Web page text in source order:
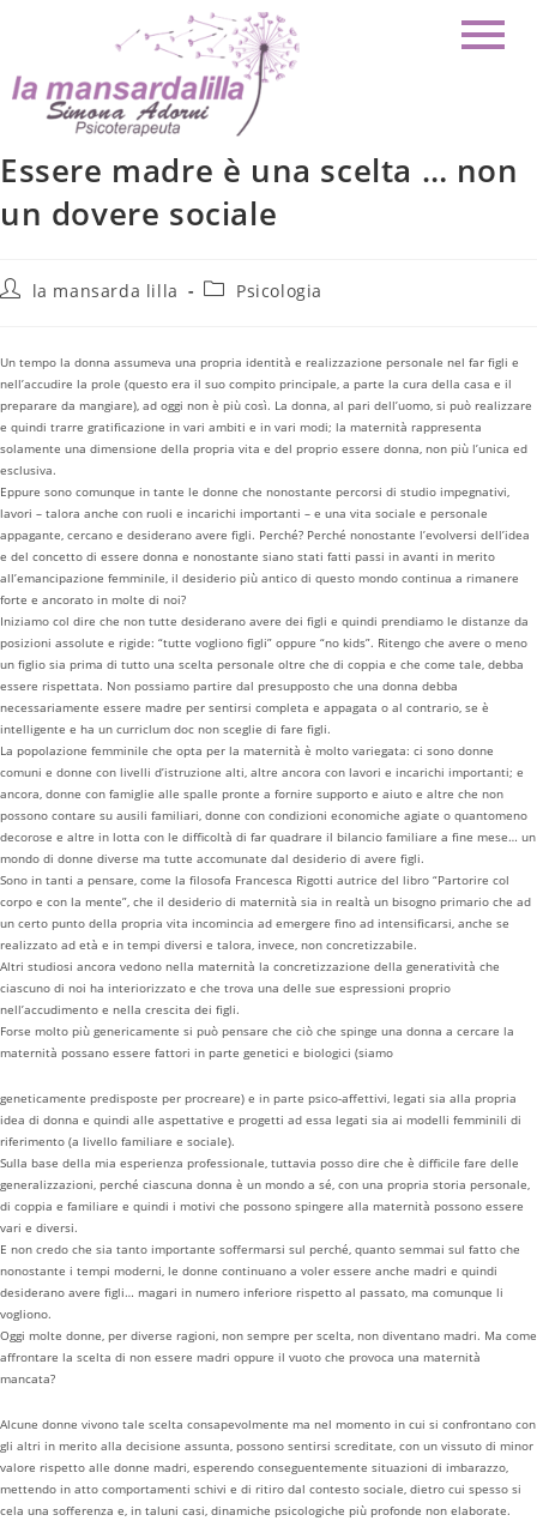
Essere madre è una scelta … non
un dovere sociale
la mansarda lilla Psicologia
Un tempo la donna assumeva una propria identità e realizzazione personale nel far figli e
nell’accudire la prole (questo era il suo compito principale, a parte la cura della casa e il
preparare da mangiare), ad oggi non è più così. La donna, al pari dell’uomo, si può realizzare
e quindi trarre gratificazione in vari ambiti e in vari modi; la maternità rappresenta
solamente una dimensione della propria vita e del proprio essere donna, non più l’unica ed
esclusiva.
Eppure sono comunque in tante le donne che nonostante percorsi di studio impegnativi,
lavori – talora anche con ruoli e incarichi importanti – e una vita sociale e personale
appagante, cercano e desiderano avere figli. Perché? Perché nonostante l’evolversi dell’idea
e del concetto di essere donna e nonostante siano stati fatti passi in avanti in merito
all’emancipazione femminile, il desiderio più antico di questo mondo continua a rimanere
forte e ancorato in molte di noi?
Iniziamo col dire che non tutte desiderano avere dei figli e quindi prendiamo le distanze da
posizioni assolute e rigide: “tutte vogliono figli” oppure “no kids”. Ritengo che avere o meno
un figlio sia prima di tutto una scelta personale oltre che di coppia e che come tale, debba
essere rispettata. Non possiamo partire dal presupposto che una donna debba
necessariamente essere madre per sentirsi completa e appagata o al contrario, se è
intelligente e ha un curriclum doc non sceglie di fare figli.
La popolazione femminile che opta per la maternità è molto variegata: ci sono donne
comuni e donne con livelli d’istruzione alti, altre ancora con lavori e incarichi importanti; e
ancora, donne con famiglie alle spalle pronte a fornire supporto e aiuto e altre che non
possono contare su ausili familiari, donne con condizioni economiche agiate o quantomeno
decorose e altre in lotta con le difficoltà di far quadrare il bilancio familiare a fine mese… un
mondo di donne diverse ma tutte accomunate dal desiderio di avere figli.
Sono in tanti a pensare, come la filosofa Francesca Rigotti autrice del libro “Partorire col
corpo e con la mente”, che il desiderio di maternità sia in realtà un bisogno primario che ad
un certo punto della propria vita incomincia ad emergere fino ad intensificarsi, anche se
realizzato ad età e in tempi diversi e talora, invece, non concretizzabile.
Altri studiosi ancora vedono nella maternità la concretizzazione della generatività che
ciascuno di noi ha interiorizzato e che trova una delle sue espressioni proprio
nell’accudimento e nella crescita dei figli.
Forse molto più genericamente si può pensare che ciò che spinge una donna a cercare la
maternità possano essere fattori in parte genetici e biologici (siamo
geneticamente predisposte per procreare) e in parte psico-affettivi, legati sia alla propria
idea di donna e quindi alle aspettative e progetti ad essa legati sia ai modelli femminili di
riferimento (a livello familiare e sociale).
Sulla base della mia esperienza professionale, tuttavia posso dire che è difficile fare delle
generalizzazioni, perché ciascuna donna è un mondo a sé, con una propria storia personale,
di coppia e familiare e quindi i motivi che possono spingere alla maternità possono essere
vari e diversi.
E non credo che sia tanto importante soffermarsi sul perché, quanto semmai sul fatto che
nonostante i tempi moderni, le donne continuano a voler essere anche madri e quindi
desiderano avere figli… magari in numero inferiore rispetto al passato, ma comunque li
vogliono.
Oggi molte donne, per diverse ragioni, non sempre per scelta, non diventano madri. Ma come
affrontare la scelta di non essere madri oppure il vuoto che provoca una maternità
mancata?
Alcune donne vivono tale scelta consapevolmente ma nel momento in cui si confrontano con
gli altri in merito alla decisione assunta, possono sentirsi screditate, con un vissuto di minor
valore rispetto alle donne madri, esperendo conseguentemente situazioni di imbarazzo,
mettendo in atto comportamenti schivi e di ritiro dal contesto sociale, dietro cui spesso si
cela una sofferenza e, in taluni casi, dinamiche psicologiche più profonde non elaborate.